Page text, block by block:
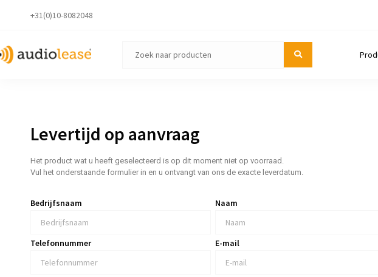
+31(0)10-8082048
Levertijd op aanvraag
Het product wat u heeft geselecteerd is op dit moment niet op voorraad.
Vul het onderstaande formulier in en u ontvangt van ons de exacte leverdatum.
Bedrijfsnaam Naam
Telefonnummer E-mail